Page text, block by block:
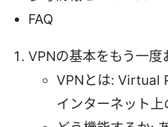
FAQ
VPNの基本をもう一度
VPNとは: Virtual
インターネット上